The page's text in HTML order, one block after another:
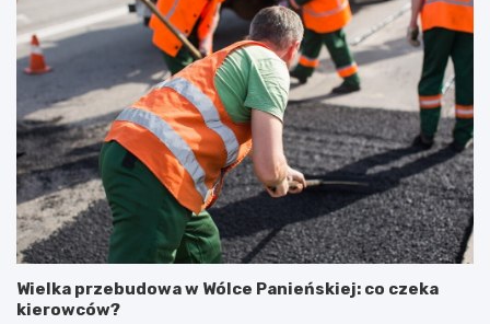
Wielka przebudowa w Wólce Panieńskiej: co czeka
kierowców?